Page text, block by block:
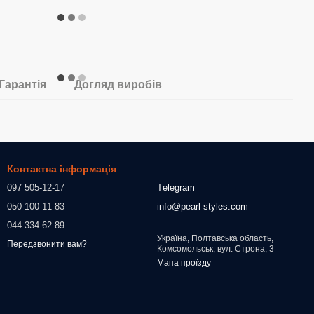
Гарантія Догляд виробів
Контактна інформація
097 505-12-17
050 100-11-83
044 334-62-89
Передзвонити вам?
Тelegram
info@pearl-styles.com
Україна, Полтавська область,
Комсомольськ, вул. Строна, 3
Мапа проїзду